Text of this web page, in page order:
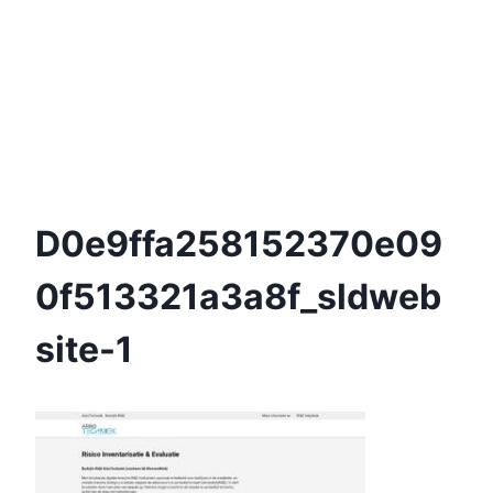
D0e9ffa258152370e09
0f513321a3a8f_sldweb
Site-1